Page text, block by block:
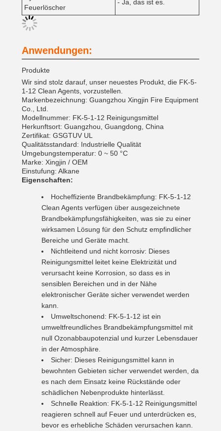
Feuerlöscher
- Ja, das ist es.
Anwendungen:
Produkte
Wir sind stolz darauf, unser neuestes Produkt, die FK-5-
1-12 Clean Agents, vorzustellen.
Markenbezeichnung: Guangzhou Xingjin Fire Equipment
Co., Ltd.
Modellnummer: FK-5-1-12 Reinigungsmittel
Herkunftsort: Guangzhou, Guangdong, China
Zertifikat: GSGTUV UL
Qualitätsstandard: Industrielle Qualität
Umgebungstemperatur: 0 ~ 50 °C
Marke: Xingjin / OEM
Einstufung: Alkane
Eigenschaften:
Hocheffiziente Brandbekämpfung: FK-5-1-12
Clean Agents verfügen über ausgezeichnete
Brandbekämpfungsfähigkeiten, was sie zu einer
wirksamen Lösung für den Schutz empfindlicher
Bereiche und Geräte macht.
Nichtleitend und nicht korrosiv: Dieses
Reinigungsmittel leitet keine Elektrizität und
verursacht keine Korrosion, so dass es in
sensiblen Bereichen und in der Nähe
elektronischer Geräte sicher verwendet werden
kann.
Umweltschonend: FK-5-1-12 ist ein
umweltfreundliches Brandbekämpfungsmittel mit
null Ozonabbaupotenzial und kurzer Lebensdauer
in der Atmosphäre.
Sicher: Dieses Reinigungsmittel kann in
bewohnten Gebieten sicher verwendet werden, da
es nach dem Einsatz keine Rückstände oder
schädlichen Nebenprodukte hinterlässt.
Schnelle Reaktion: FK-5-1-12 Reinigungsmittel
reagieren schnell auf Feuer und unterdrücken es,
bevor es erhebliche Schäden verursachen kann.